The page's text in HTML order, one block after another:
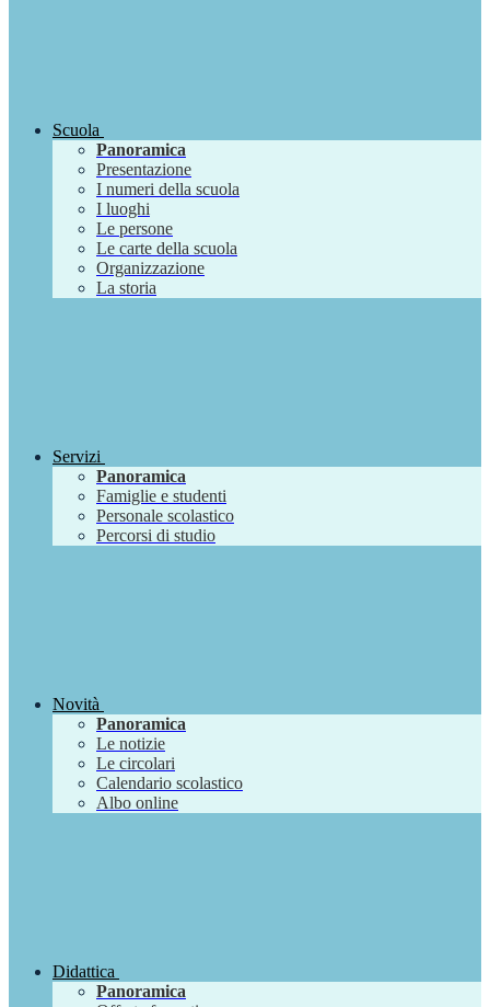
Scuola
Panoramica
Presentazione
I numeri della scuola
I luoghi
Le persone
Le carte della scuola
Organizzazione
La storia
Servizi
Panoramica
Famiglie e studenti
Personale scolastico
Percorsi di studio
Novità
Panoramica
Le notizie
Le circolari
Calendario scolastico
Albo online
Didattica
Panoramica